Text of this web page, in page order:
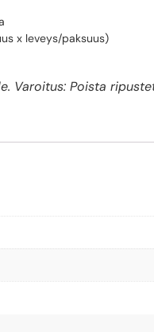
x leveys/paksuus)
Varoitus: Poista